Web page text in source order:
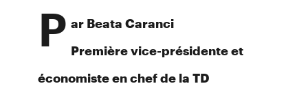
P ar Beata Caranci
Première vice-présidente et
économiste en chef de la TD